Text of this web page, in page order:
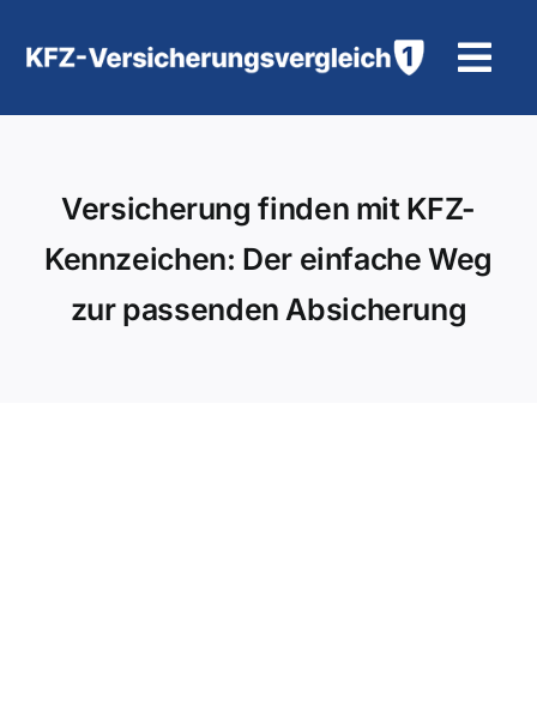
Inhalt
Motorradversicherung
Versicherung finden mit KFZ-
Kennzeichen: Der einfache Weg
zur passenden Absicherung